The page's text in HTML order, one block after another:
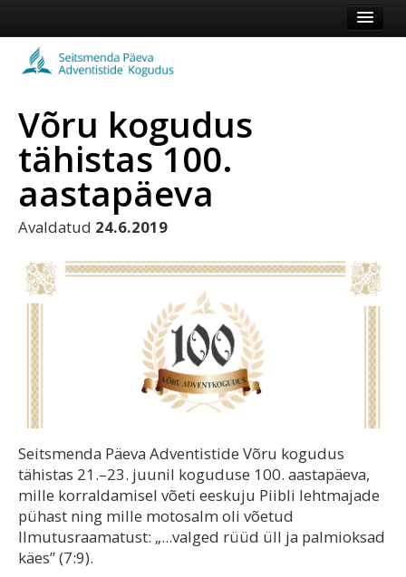
Koduleht
Vaata veel
Võru kogudus
tähistas 100.
aastapäeva
Avaldatud 24.6.2019
Seitsmenda Päeva Adventistide Võru kogudus
tähistas 21.–23. juunil koguduse 100. aastapäeva,
mille korraldamisel võeti eeskuju Piibli lehtmajade
pühast ning mille motosalm oli võetud
Ilmutusraamatust: „...valged rüüd üll ja palmioksad
käes” (7:9).